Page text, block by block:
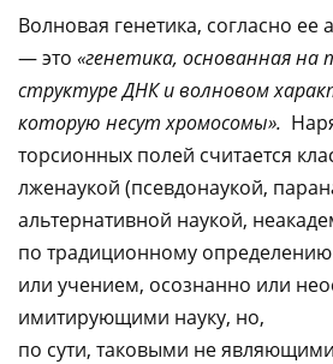
Волновая генетика, согласно ее
— это «генетика, основанная на
структуре ДНК и волновом
которую несут хромосомы».
торсионных полей считается
лженаукой (псевдонаукой,
альтернативной наукой,
по традиционному определению
или учением, осознанно или
имитирующими науку, но,
по сути, таковыми не